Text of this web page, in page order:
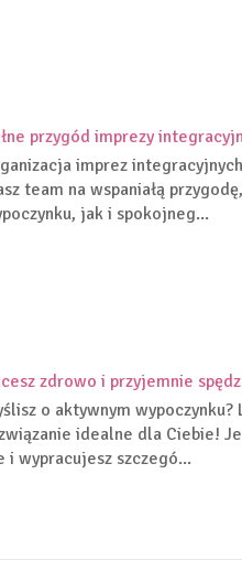
przygód imprezy
imprez
team na wspaniałą
jak i spokojneg...
zdrowo i przyjemnie
o aktywnym
idealne dla Ciebie!
i wypracujesz szczegó...